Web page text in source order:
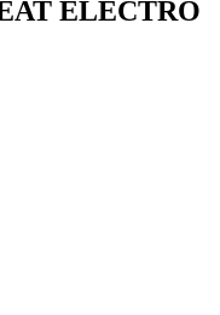
ELECTRO